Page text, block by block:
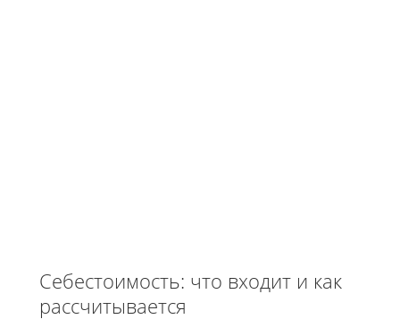
Себестоимость: что входит и как
рассчитывается